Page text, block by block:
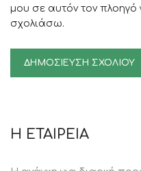
μου σε αυτόν τον
σχολιάσω.
Η ΕΤΑΙΡΕΙΑ